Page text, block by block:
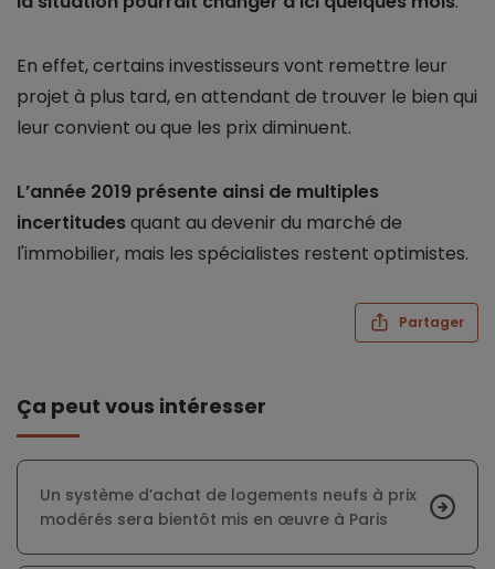
En effet, certains investisseurs vont remettre leur
projet à plus tard, en attendant de trouver le bien qui
leur convient ou que les prix diminuent.
L’année 2019 présente ainsi de multiples
incertitudesquant au devenir du marché de
l'immobilier, mais les spécialistes restent optimistes.
Partager
Ça peut vous intéresser
Un système d’achat de logements neufs à prix
modérés sera bientôt mis en œuvre à Paris